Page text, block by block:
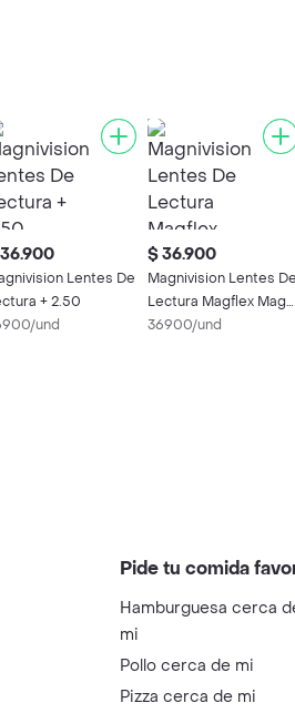
Lentes De
+ 2.50
und
$ 36.900
Magnivision Lentes De
Lectura Magflex Magr
V Kami + 1.50
36900/und
Pide tu comida
Hamburguesa cerca
mi
Pollo cerca de mi
Pizza cerca de mi